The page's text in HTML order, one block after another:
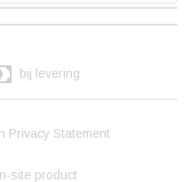
bij levering
Privacy Statement
site product